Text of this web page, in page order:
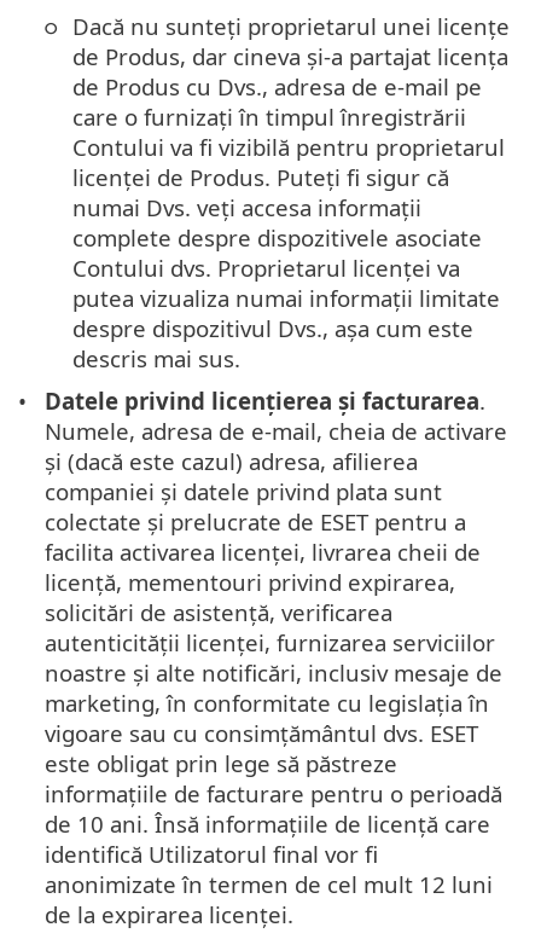
Dacă nu sunteți proprietarul unei licențe
de Produs, dar cineva și-a partajat licența
de Produs cu Dvs., adresa de e-mail pe
care o furnizați în timpul înregistrării
Contului va fi vizibilă pentru proprietarul
licenței de Produs. Puteți fi sigur că
numai Dvs. veți accesa informații
complete despre dispozitivele asociate
Contului dvs. Proprietarul licenței va
putea vizualiza numai informații limitate
despre dispozitivul Dvs., așa cum este
descris mai sus.
Datele privind licențierea și facturarea.
Numele, adresa de e-mail, cheia de activare
și (dacă este cazul) adresa, afilierea
companiei și datele privind plata sunt
colectate și prelucrate de ESET pentru a
facilita activarea licenței, livrarea cheii de
licență, mementouri privind expirarea,
solicitări de asistență, verificarea
autenticității licenței, furnizarea serviciilor
noastre și alte notificări, inclusiv mesaje de
marketing, în conformitate cu legislația în
vigoare sau cu consimțământul dvs. ESET
este obligat prin lege să păstreze
informațiile de facturare pentru o perioadă
de 10 ani. Însă informațiile de licență care
identifică Utilizatorul final vor fi
anonimizate în termen de cel mult 12 luni
de la expirarea licenței.